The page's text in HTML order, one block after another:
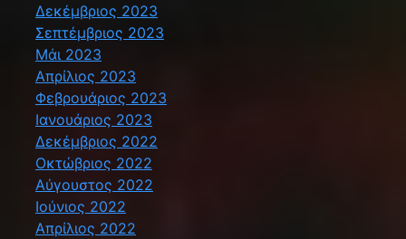
Δεκέμβριος 2023
Σεπτέμβριος 2023
Μάι 2023
Απρίλιος 2023
Φεβρουάριος 2023
Ιανουάριος 2023
Δεκέμβριος 2022
Οκτώβριος 2022
Αύγουστος 2022
Ιούνιος 2022
Απρίλιος 2022